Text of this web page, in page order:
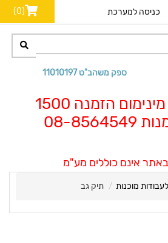
כניסה למערכת (0)
ספק משהב"ט 11010197
שים לב! מינימום הזמנה 1500
אינם כוללים מע"מ
מוכנות תיק גב